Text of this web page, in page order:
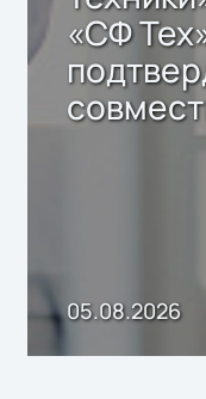
«СФ
05.08.2026